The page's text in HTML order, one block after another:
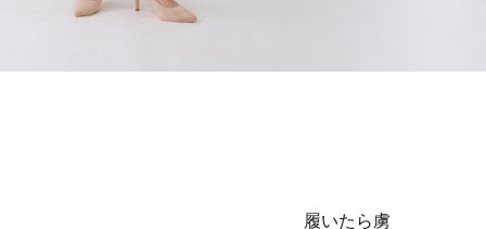
履いたら虜